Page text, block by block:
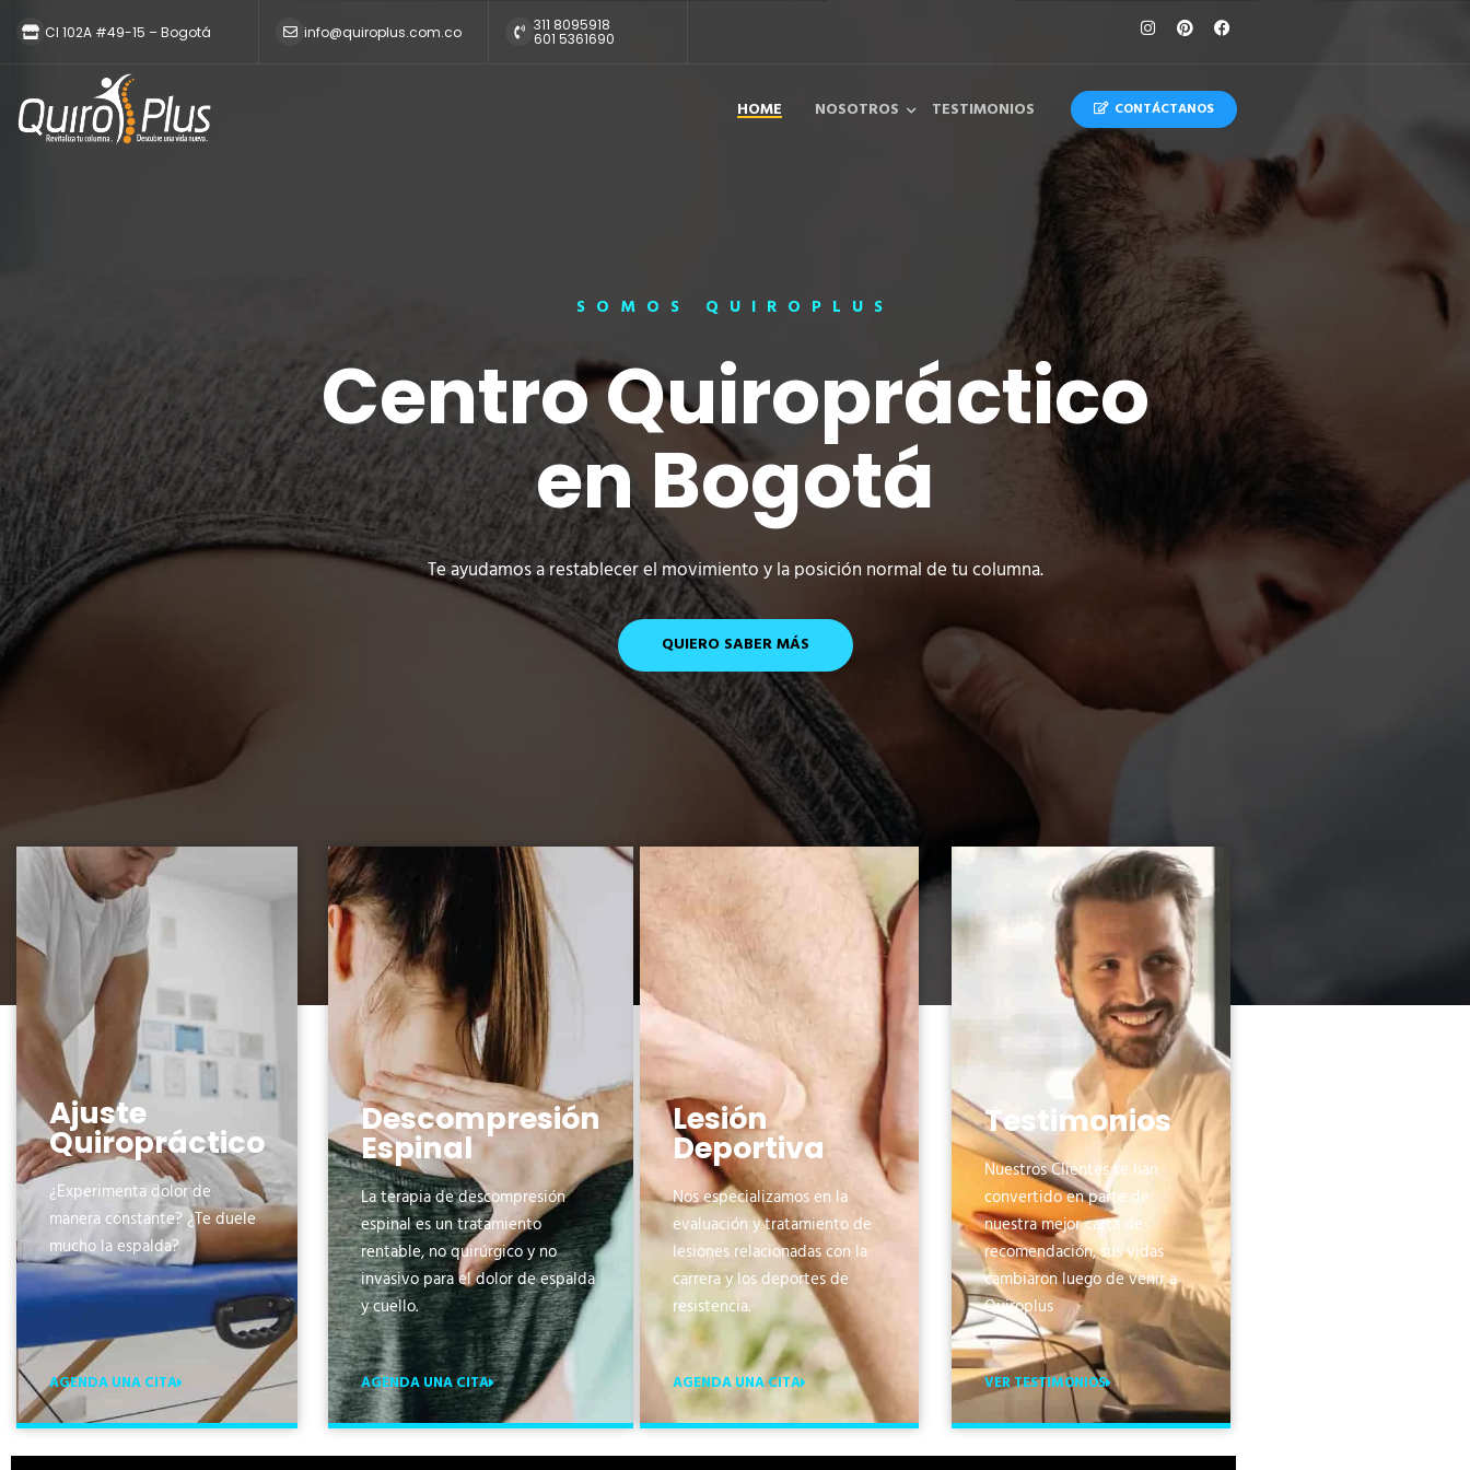
Cl 102A #49-15 – Bogotá info@quiroplus.com.co 311 8095918
601 5361690
HOME NOSOTROS TESTIMONIOS CONTÁCTANOS
SOMOS QUIROPLUS
Centro Quiropráctico
en Bogotá
Te ayudamos a restablecer el movimiento y la posición normal de tu columna.
QUIERO SABER MÁS
No hay edad para
venir a Quiroplus.
Ajuste
Quiropráctico
¿Experimenta dolor de
manera constante? ¿Te duele
mucho la espalda?
AGENDA UNA CITA
Descompresión
Espinal
La terapia de descompresión
espinal es un tratamiento
rentable, no quirúrgico y no
invasivo para el dolor de espalda
y cuello.
AGENDA UNA CITA
Lesión
Deportiva
Nos especializamos en la
evaluación y tratamiento de
lesiones relacionadas con la
carrera y los deportes de
resistencia.
AGENDA UNA CITA
Testimonios
Nuestros Clientes se han
convertido en parte de
nuestra mejor carta de
recomendación, sus vidas
cambiaron luego de venir a
Quiroplus
VER TESTIMONIOS